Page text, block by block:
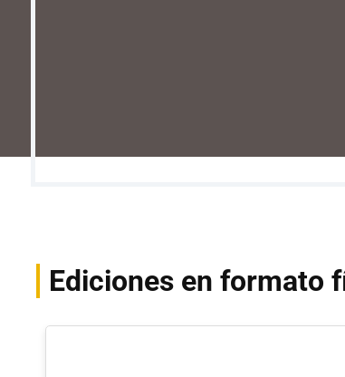
Ediciones en formato